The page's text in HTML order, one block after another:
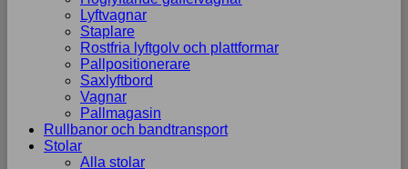
Lyftvagnar
Staplare
Rostfria lyftgolv och plattformar
Pallpositionerare
Saxlyftbord
Vagnar
Pallmagasin
Rullbanor och bandtransport
Stolar
Alla stolar